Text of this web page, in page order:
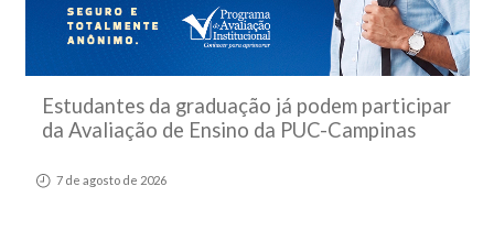
Estudantes da graduação já podem participar
da Avaliação de Ensino da PUC-Campinas
7 de agosto de 2026